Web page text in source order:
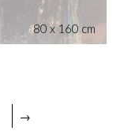
80 x 160 cm
→